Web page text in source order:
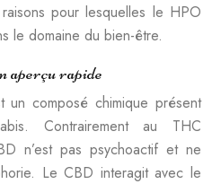
pour lesquelles le HPO
le domaine du bien-être.
rapide
composé chimique présent
Contrairement au THC
n’est pas psychoactif et ne
Le CBD interagit avec le